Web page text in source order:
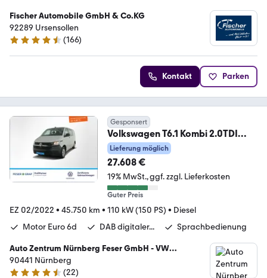
Fischer Automobile GmbH & Co.KG
92289 Ursensollen
4.7 Sterne
(166)
Kontakt Parken
Gesponsert
Volkswagen T6.1 Kombi 2.0TDI
6Sitze PDC Standheizung Navi
Lieferung möglich
27.608 €
19% MwSt. ggf. zzgl. Lieferkosten
Guter Preis
EZ 02/2022 • 45.750 km • 110 kW (150 PS) • Diesel
Motor Euro 6d
DAB digitaler... Sprachbedienung
Auto Zentrum Nürnberg Feser GmbH - VW
Nutzfahrzeuge Gebrauchtwagen
90441 Nürnberg
(22)